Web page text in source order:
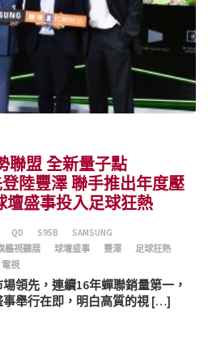
聯盟 全新量子點
陸豐澤 聯手推出年度壓
壇盛事投入足球狂熱
QD S95B
SAMSUNG
艦視聽展 球壇盛事 豐澤
足球狂熱
電視
領先，連續16年蟬聯銷量第一，
舉行在即，明白高質的視 […]